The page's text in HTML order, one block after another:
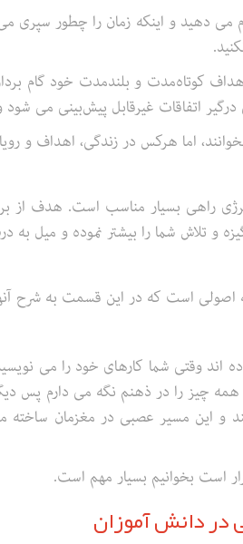
می دهید و اینکه زمان را چطور
کوتاه‌مدت و بلند‌مدت خود گام
اتفاقات غیرقابل پیش‌بینی می شود
اما هرکس در زندگی، اهداف و
راهی بسیار مناسب است. هدف از
و تلاش شما را بیشتر نموده و میل
اصولی است که در این قسمت به شرح
اند وقتی شما کارهای خود را می
چیز را در ذهنم نگه می دارم پس
و این مسیر عصبی در مغزمان ساخته
است بخوانیم بسیار مهم است.
در دانش آموزان